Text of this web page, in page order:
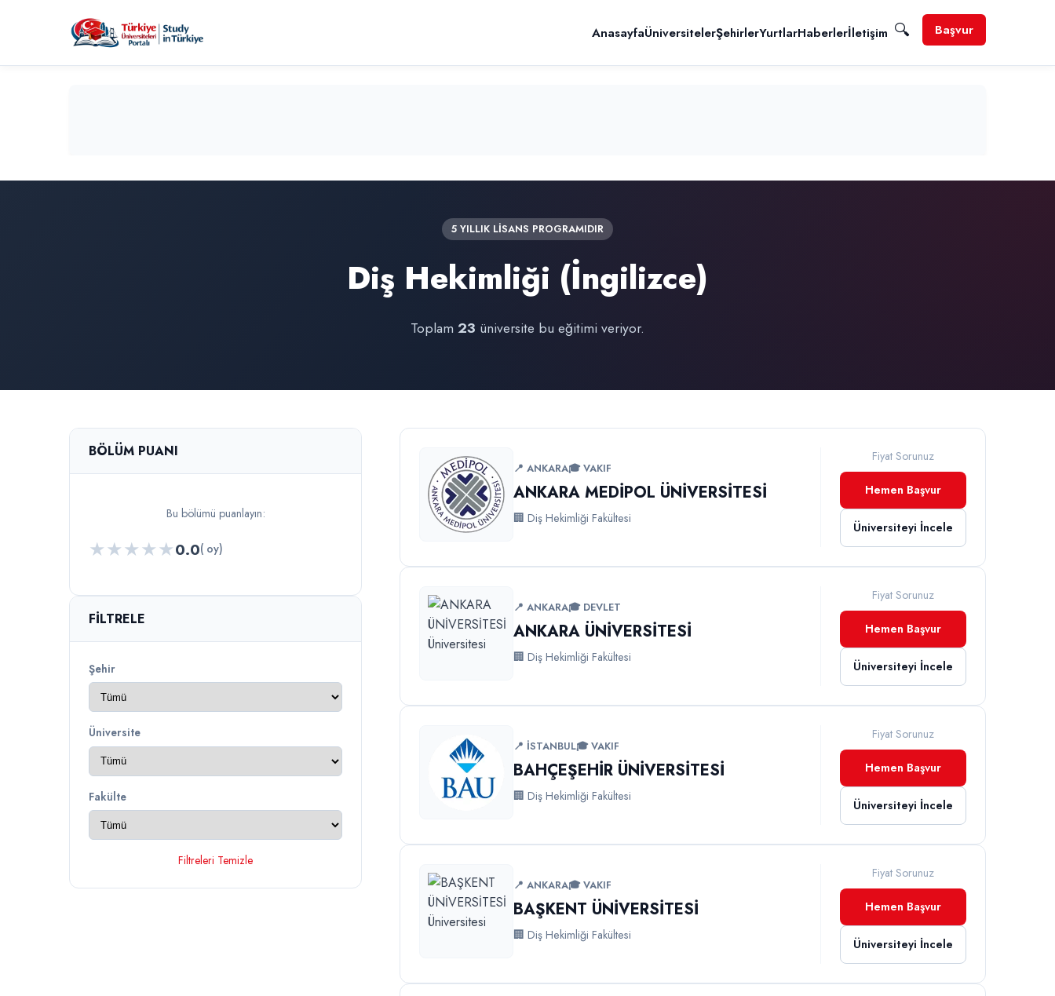
AnasayfaÜniversitelerŞehirlerYurtlarHaberlerİletişim 🔍 Başvur
5 YILLIK LİSANS PROGRAMIDIR
Diş Hekimliği (İngilizce)
Toplam 23 üniversite bu eğitimi veriyor.
BÖLÜM PUANI
Bu bölümü puanlayın:
★★★★★0.0( oy)
FILTRELE
Şehir
Üniversite
Fakülte
Filtreleri Temizle
📍 ANKARA🎓 VAKIF
ANKARA MEDİPOL ÜNİVERSİTESİ
🏢 Diş Hekimliği Fakültesi
Fiyat Sorunuz
Hemen Başvur
Üniversiteyi İncele
📍 ANKARA🎓 DEVLET
ANKARA ÜNİVERSİTESİ
🏢 Diş Hekimliği Fakültesi
Fiyat Sorunuz
Hemen Başvur
Üniversiteyi İncele
📍 İSTANBUL🎓 VAKIF
BAHÇEŞEHİR ÜNİVERSİTESİ
🏢 Diş Hekimliği Fakültesi
Fiyat Sorunuz
Hemen Başvur
Üniversiteyi İncele
📍 ANKARA🎓 VAKIF
BAŞKENT ÜNİVERSİTESİ
🏢 Diş Hekimliği Fakültesi
Fiyat Sorunuz
Hemen Başvur
Üniversiteyi İncele